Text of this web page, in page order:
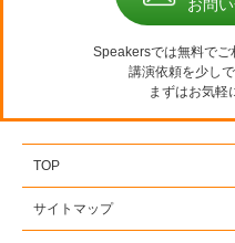
お問
Speakersでは無料でご
講演依頼を少し
まずはお気軽
TOP
サイトマップ